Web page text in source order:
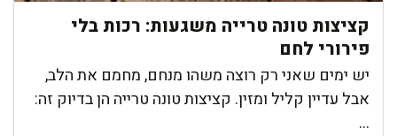
קציצות טונה טרייה משגעות: רכות בלי
פירורי לחם
יש ימים שאני רק רוצה משהו מנחם, מחמם את הלב,
אבל עדיין קליל ומזין. קציצות טונה טרייה הן בדיוק זה:
...